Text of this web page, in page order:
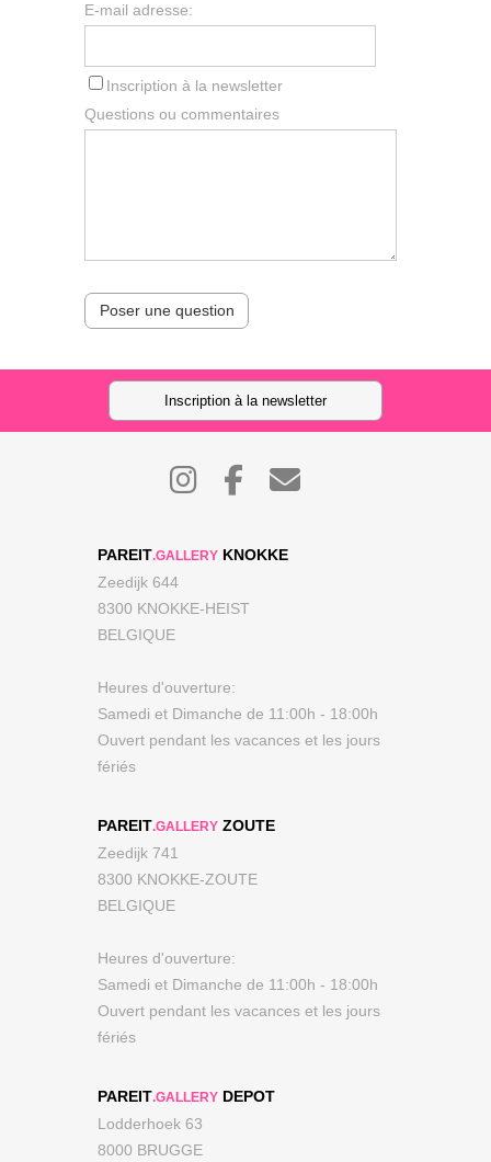
E-mail adresse:
Inscription à la newsletter
Questions ou commentaires
Poser une question
Inscription à la newsletter
PAREIT.GALLERY KNOKKE
Zeedijk 644
8300 KNOKKE-HEIST
BELGIQUE
Heures d'ouverture:
Samedi et Dimanche de 11:00h - 18:00h
Ouvert pendant les vacances et les jours
fériés
PAREIT.GALLERY ZOUTE
Zeedijk 741
8300 KNOKKE-ZOUTE
BELGIQUE
Heures d'ouverture:
Samedi et Dimanche de 11:00h - 18:00h
Ouvert pendant les vacances et les jours
fériés
PAREIT.GALLERY DEPOT
Lodderhoek 63
8000 BRUGGE